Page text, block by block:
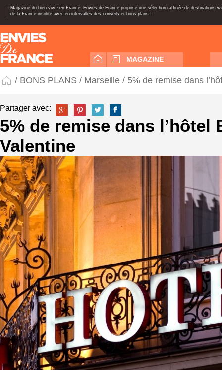
Magazine du bien vivre en France, Envies de France propose une sélection raffinée de destinations
de la France insolite avec en intervalles des conseils et bons-plans !
MAGAZINE
/ BONS PLANS / Marseille / 5% de remise dans
Partager avec:
5% de remise dans l’hôtel
Valentine